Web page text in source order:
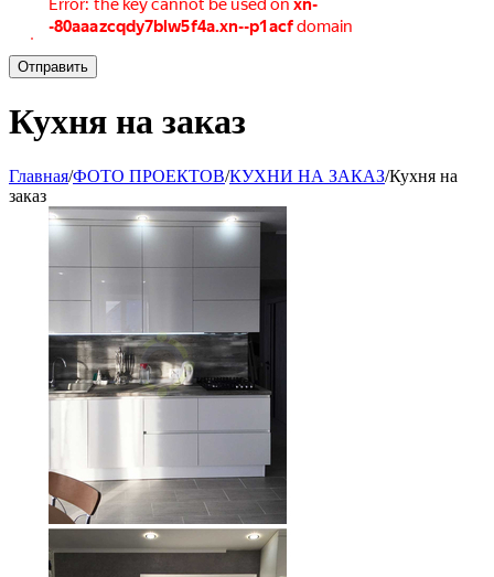
Отправить
Кухня на заказ
Главная/ФОТО ПРОЕКТОВ/КУХНИ НА ЗАКАЗ/Кухня на
заказ